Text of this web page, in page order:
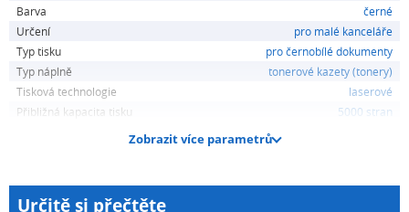
Barva
černé
Určení
pro malé kanceláře
Typ tisku
pro černobílé dokumenty
Typ náplně
tonerové kazety (tonery)
Tisková technologie
laserové
Přibližná kapacita tisku
5000 stran
Zobrazit více parametrů
Určitě si přečtěte